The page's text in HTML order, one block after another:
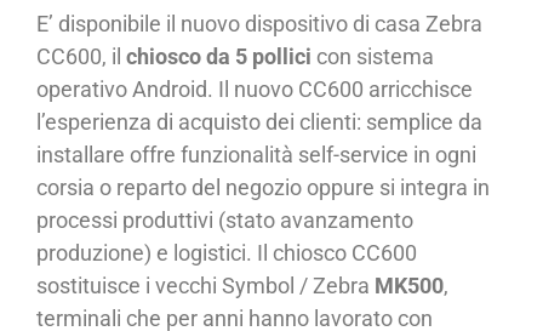
E’ disponibile il nuovo dispositivo di casa Zebra
CC600, il chiosco da 5 pollici con sistema
operativo Android. Il nuovo CC600 arricchisce
l’esperienza di acquisto dei clienti: semplice da
installare offre funzionalità self-service in ogni
corsia o reparto del negozio oppure si integra in
processi produttivi (stato avanzamento
produzione) e logistici. Il chiosco CC600
sostituisce i vecchi Symbol / Zebra MK500,
terminali che per anni hanno lavorato con